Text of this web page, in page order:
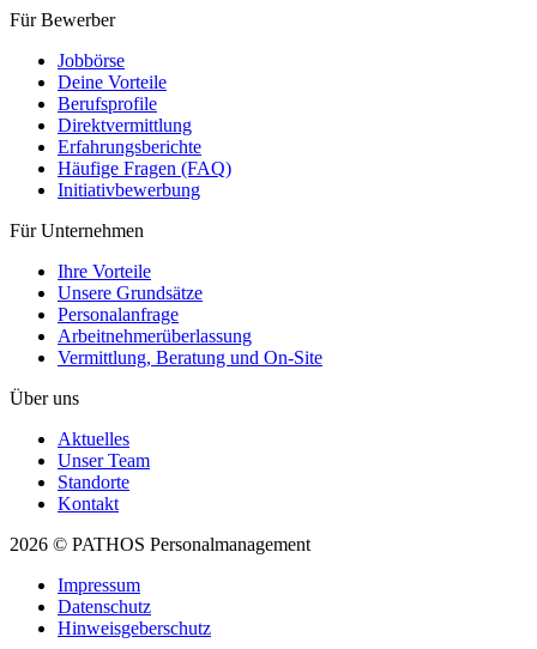
Für Bewerber
Jobbörse
Deine Vorteile
Berufsprofile
Direktvermittlung
Erfahrungsberichte
Häufige Fragen (FAQ)
Initiativ­bewerbung
Für Unternehmen
Ihre Vorteile
Unsere Grundsätze
Personal­anfrage
Arbeitnehmer­überlassung
Vermittlung, Beratung und On-Site
Über uns
Aktuelles
Unser Team
Standorte
Kontakt
2026 © PATHOS Personalmanagement
Impressum
Datenschutz
Hinweisgeberschutz